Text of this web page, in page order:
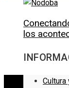
los
Cultura